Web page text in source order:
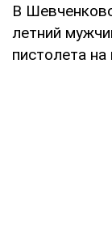
В
летний
пистолета на